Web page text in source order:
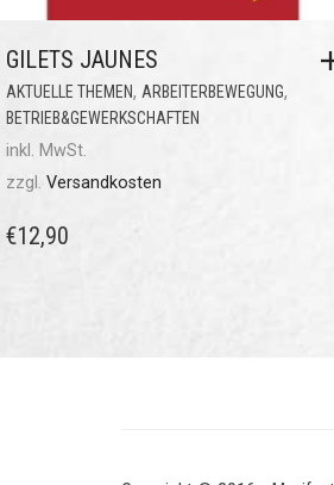
GILETS JAUNES
AKTUELLE THEMEN, ARBEITERBEWEGUNG,
BETRIEB&GEWERKSCHAFTEN
inkl. MwSt.
zzgl. Versandkosten
€12,90